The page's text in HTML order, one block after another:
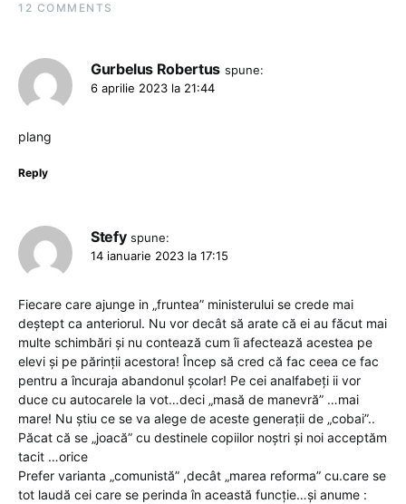
12 COMMENTS
Gurbelus Robertus spune:
6 aprilie 2023 la 21:44
plang
Reply
Stefy spune:
14 ianuarie 2023 la 17:15
Fiecare care ajunge in „fruntea” ministerului se crede mai
deștept ca anteriorul. Nu vor decât să arate că ei au făcut mai
multe schimbări și nu contează cum îi afectează acestea pe
elevi și pe părinții acestora! Încep să cred că fac ceea ce fac
pentru a încuraja abandonul școlar! Pe cei analfabeți ii vor
duce cu autocarele la vot…deci „masă de manevră” …mai
mare! Nu știu ce se va alege de aceste generații de „cobai”..
Păcat că se „joacă” cu destinele copiilor noștri și noi acceptăm
tacit …orice
Prefer varianta „comunistă” ,decât „marea reforma” cu.care se
tot laudă cei care se perinda în această funcție…și anume :